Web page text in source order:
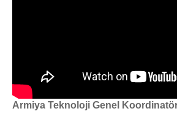
Armiya Teknoloji Genel